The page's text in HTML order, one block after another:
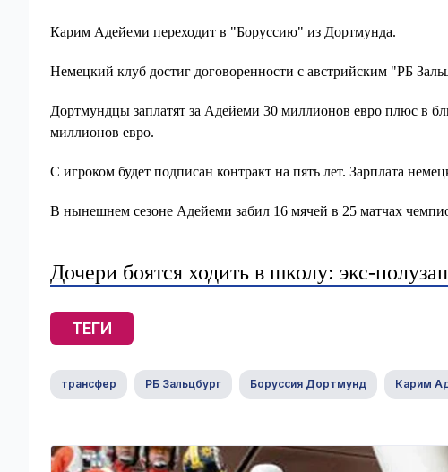
Карим Адейеми переходит в "Боруссию" из Дортмунда.
Немецкий клуб достиг договоренности с австрийским "РБ
Дортмундцы заплатят за Адейеми 30 миллионов евро плюс в
миллионов евро.
С игроком будет подписан контракт на пять лет. Зарплата
В нынешнем сезоне Адейеми забил 16 мячей в 25 матчах
Дочери боятся ходить в школу: экс-
ТЕГИ
трансфер РБ Зальцбург Боруссия Дортмунд Карим